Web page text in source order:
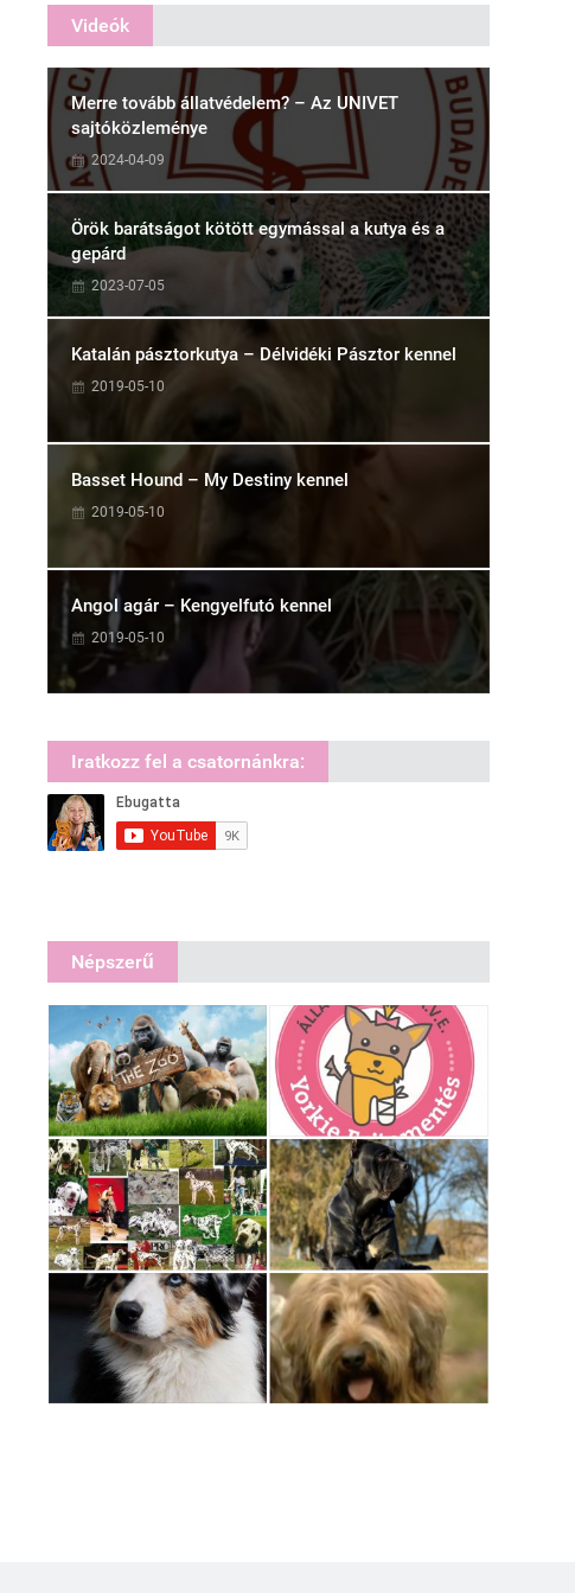
Videók
Merre tovább állatvédelem? – Az UNIVET
sajtóközleménye
2024-04-09
Örök barátságot kötött egymással a kutya és a
gepárd
2023-07-05
Katalán pásztorkutya – Délvidéki Pásztor kennel
2019-05-10
Basset Hound – My Destiny kennel
2019-05-10
Angol agár – Kengyelfutó kennel
2019-05-10
Iratkozz fel a csatornánkra:
Népszerű